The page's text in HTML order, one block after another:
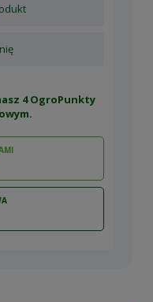
4 OgroPunkty
.